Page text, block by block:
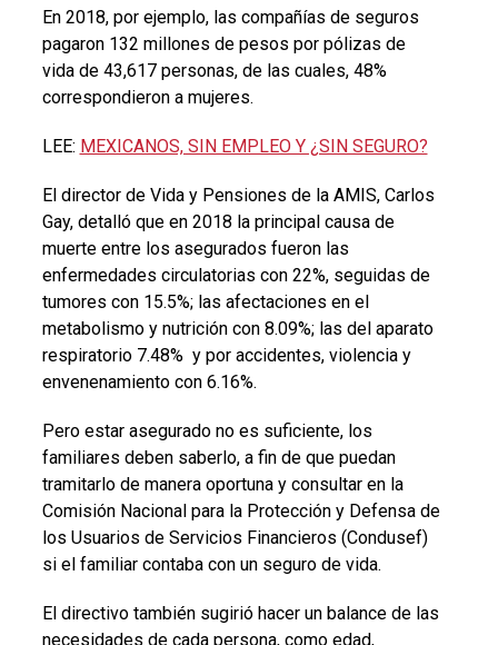
En 2018, por ejemplo, las compañías de seguros
pagaron 132 millones de pesos por pólizas de
vida de 43,617 personas, de las cuales, 48%
correspondieron a mujeres.
LEE: MEXICANOS, SIN EMPLEO Y ¿SIN SEGURO?
El director de Vida y Pensiones de la AMIS, Carlos
Gay, detalló que en 2018 la principal causa de
muerte entre los asegurados fueron las
enfermedades circulatorias con 22%, seguidas de
tumores con 15.5%; las afectaciones en el
metabolismo y nutrición con 8.09%; las del aparato
respiratorio 7.48% y por accidentes, violencia y
envenenamiento con 6.16%.
Pero estar asegurado no es suficiente, los
familiares deben saberlo, a fin de que puedan
tramitarlo de manera oportuna y consultar en la
Comisión Nacional para la Protección y Defensa de
los Usuarios de Servicios Financieros (Condusef)
si el familiar contaba con un seguro de vida.
El directivo también sugirió hacer un balance de las
necesidades de cada persona, como edad,